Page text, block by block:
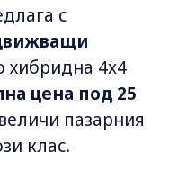
с
хибридна 4x4
цена под 25
пазарния
клас.